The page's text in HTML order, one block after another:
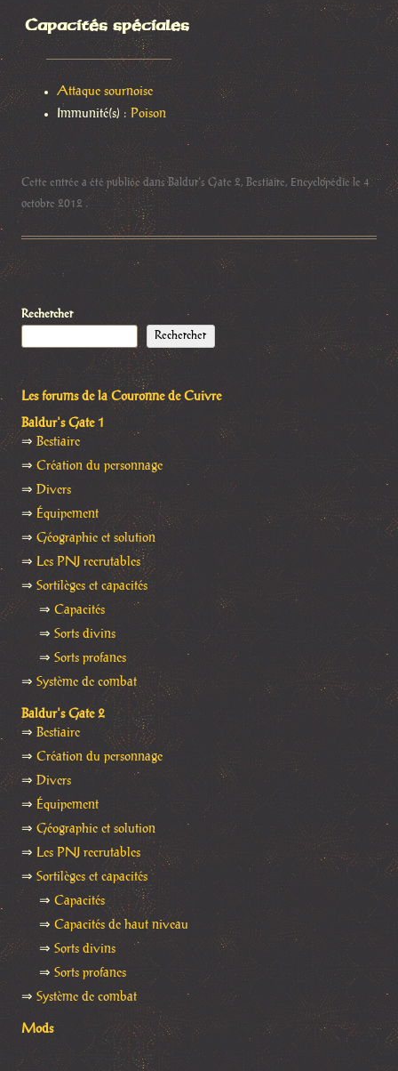
Capacités spéciales
Attaque sournoise
Immunité(s) : Poison
Cette entrée a été publiée dansBaldur's Gate 2, Bestiaire, Encyclopédie le 4
octobre 2012 .
Rechercher
Rechercher
Les forums de la Couronne de Cuivre
Baldur's Gate 1
⇒ Bestiaire
⇒Création du personnage
⇒ Divers
⇒ Équipement
⇒ Géographie et solution
⇒ Les PNJ recrutables
⇒ Sortilèges et capacités
⇒ Capacités
⇒ Sorts divins
⇒ Sorts profanes
⇒ Système de combat
Baldur's Gate 2
⇒ Bestiaire
⇒ Création du personnage
⇒ Divers
⇒Équipement
⇒ Géographie et solution
⇒ Les PNJ recrutables
⇒ Sortilèges et capacités
⇒ Capacités
⇒ Capacités de haut niveau
⇒ Sorts divins
⇒ Sorts profanes
⇒ Système de combat
Mods